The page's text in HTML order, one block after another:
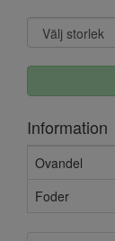
Information
Ovandel
Foder